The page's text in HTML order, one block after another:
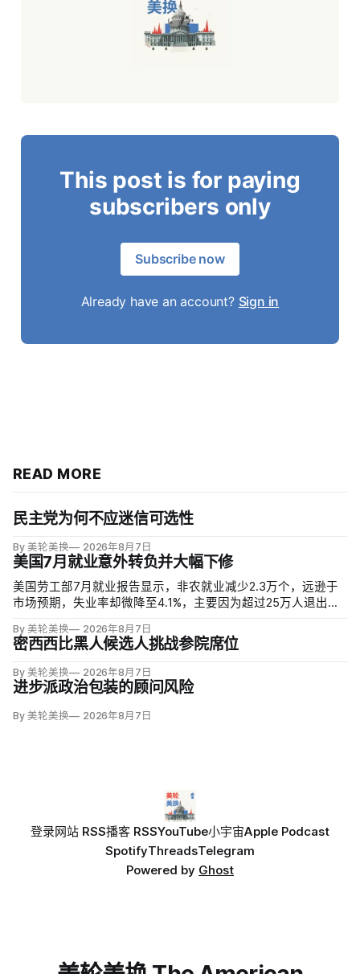
This post is for paying
subscribers only
Subscribe now
Already have an account? Sign in
READ MORE
民主党为何不应迷信可选性
By 美轮美换 2026年8月7日
美国7月就业意外转负并大幅下修
美国劳工部7月就业报告显示，非农就业减少2.3万个，远逊于
市场预期，失业率却微降至4.1%，主要因为超过25万人退出劳
岁黄金年龄人群参与率为83.4%，仍低于近期84%的高点。
By 美轮美换 2026年8月7日
密西西比黑人候选人挑战参院席位
By 美轮美换 2026年8月7日
进步派政治包装的顾问风险
By 美轮美换 2026年8月7日
登录网站 RSS播客 RSSYouTube小宇宙Apple Podcast
SpotifyThreadsTelegram
Powered by Ghost